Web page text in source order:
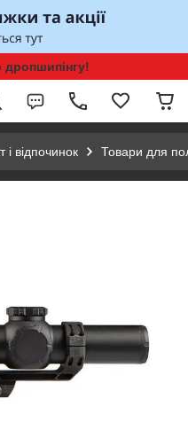
дропшипінгу!
і відпочинок Товари для